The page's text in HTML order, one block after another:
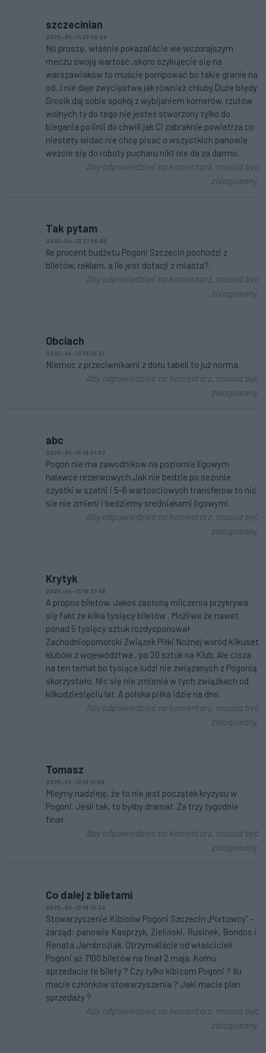
szczecinian
2025-04-14 07:46:09
No proszę, właśnie pokazaliście we wczorajszym
meczu swoją wartość ,skoro szykujecie się na
warszawiaków to muście pompować bo takie granie na
od...l nie daje zwycięstwa jak również chluby.Duże błędy
Grosik daj sobie spokój z wybijaniem kornerów, rzutów
wolnych ty do tego nie jesteś stworzony tylko do
biegania po linii do chwili jak Ci zabraknie powietrza co
niestety widać nie chcę pisać o wszystkich panowie
weźcie się do roboty pucharu nikt nie da za darmo.
Aby odpowiedzieć na komentarz, musisz być
zalogowany.
Tak pytam
2025-04-13 21:05:06
Ile procent budżetu Pogoni Szczecin pochodzi z
biletów, reklam, a ile jest dotacji z miasta?.
Aby odpowiedzieć na komentarz, musisz być
zalogowany.
Obciach
2025-04-13 19:10:21
Niemoc z przeciwnikami z dołu tabeli to już norma.
Aby odpowiedzieć na komentarz, musisz być
zalogowany.
abc
2025-04-13 18:51:02
Pogon nie ma zawodnikow na poziomie ligowym
nalawce rezerwowych.Jak nie bedzie po sezonie
czystki w szatni i 5-6 wartosciowych transferow to nic
sie nie zmieni i bedziemy sredniakami ligowymi.
Aby odpowiedzieć na komentarz, musisz być
zalogowany.
Krytyk
2025-04-13 18:37:58
A propos biletów. Jakoś zasłoną milczenia przykrywa
się fakt że kilka tysięcy biletów . Możliwe że nawet
ponad 5 tysięcy sztuk rozdysponował
Zachodniopomorski Związek Piłki Nożnej wśród kilkuset
klubów z województwa , po 20 sztuk na Klub. Ale cisza
na ten temat bo tysiące ludzi nie związanych z Pogonią
skorzystało. Nic się nie zmienia w tych związkach od
kilkudziesięciu lat. A polska piłka idzie na dno.
Aby odpowiedzieć na komentarz, musisz być
zalogowany.
Tomasz
2025-04-13 18:17:08
Miejmy nadzieję, że to nie jest początek kryzysu w
Pogoni. Jeśli tak, to byłby dramat. Za trzy tygodnie
finał.
Aby odpowiedzieć na komentarz, musisz być
zalogowany.
Co dalej z biletami
2025-04-13 18:15:32
Stowarzyszenie Kibiców Pogoni Szczecin „Portowcy” -
zarząd: panowie Kasprzyk, Zieliński, Rusinek, Bondos i
Renata Jambroziak. Otrzymaliście od właścicieli
Pogoni aż 7100 biletów na finał 2 maja. Komu
sprzedacie te bilety ? Czy tylko kibicom Pogoni ? Ilu
macie członków stowarzyszenia ? Jaki macie plan
sprzedaży ?
Aby odpowiedzieć na komentarz, musisz być
zalogowany.